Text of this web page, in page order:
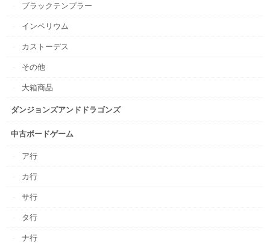
ブラックテンプラー
インペリウム
カストーデス
その他
大箱商品
ダンジョンズアンドドラゴンズ
中古ボードゲーム
ア行
カ行
サ行
タ行
ナ行